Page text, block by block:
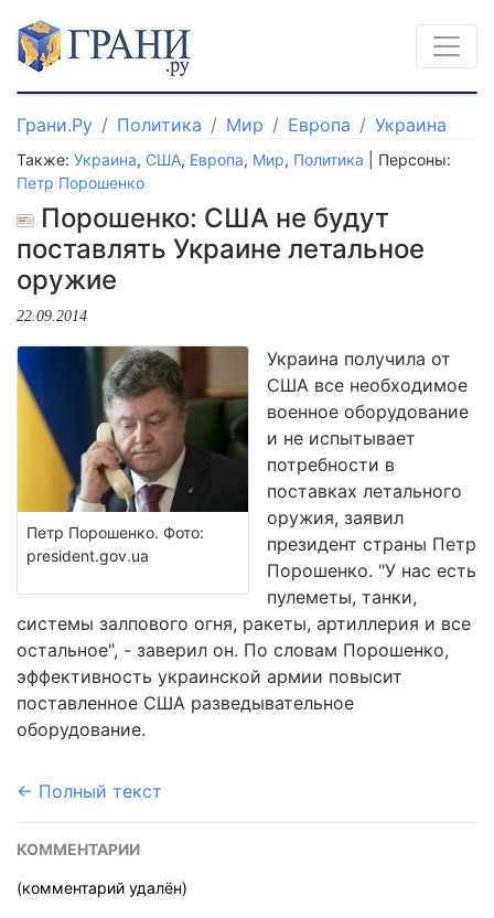
Грани.Ру Политика Мир Европа Украина
Также: Украина, США, Европа, Мир, Политика | Персоны:
Петр Порошенко
Порошенко: США не будут
поставлять Украине летальное
оружие
22.09.2014
Петр Порошенко. Фото:
president.gov.ua
Украина получила от
США все необходимое
военное оборудование
и не испытывает
потребности в
поставках летального
оружия, заявил
президент страны Петр
Порошенко. "У нас есть
пулеметы, танки,
системы залпового огня, ракеты, артиллерия и все
остальное", - заверил он. По словам Порошенко,
эффективность украинской армии повысит
поставленное США разведывательное
оборудование.
← Полный текст
КОММЕНТАРИИ
(комментарий удалён)